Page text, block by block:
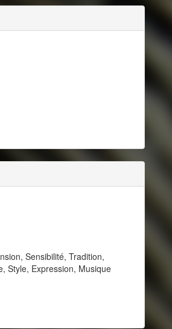
Sensibilité, Tradition,
Style, Expression, Musique